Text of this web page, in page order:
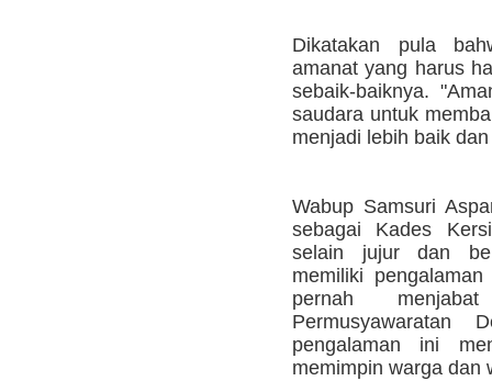
Dikatakan pula
amanat yang harus
sebaik-baiknya.
saudara untuk
menjadi lebih baik
Wabup Samsuri
sebagai Kades
selain jujur dan
memiliki
pernah
Permusyawaratan
pengalaman ini
memimpin warga dan